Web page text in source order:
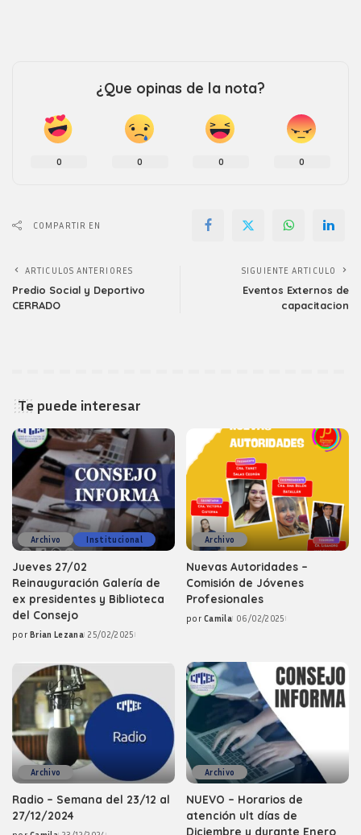
¿Que opinas de la nota?
0 0 0 0
COMPARTIR EN
ARTICULOS ANTERIORES
Predio Social y Deportivo
CERRADO
SIGUIENTE ARTICULO
Eventos Externos de
capacitacion
Te puede interesar
Archivo Institucional
Jueves 27/02
Reinauguración Galería de
ex presidentes y Biblioteca
del Consejo
Posted
por Brian Lezana 25/02/2025
Archivo
Nuevas Autoridades –
Comisión de Jóvenes
Profesionales
Posted
por Camila 06/02/2025
Archivo
Radio – Semana del 23/12 al
27/12/2024
Archivo
NUEVO – Horarios de
atención ult días de
Diciembre y durante Enero